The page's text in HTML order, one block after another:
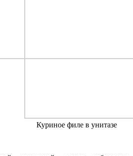
Куриное филе в унитазе